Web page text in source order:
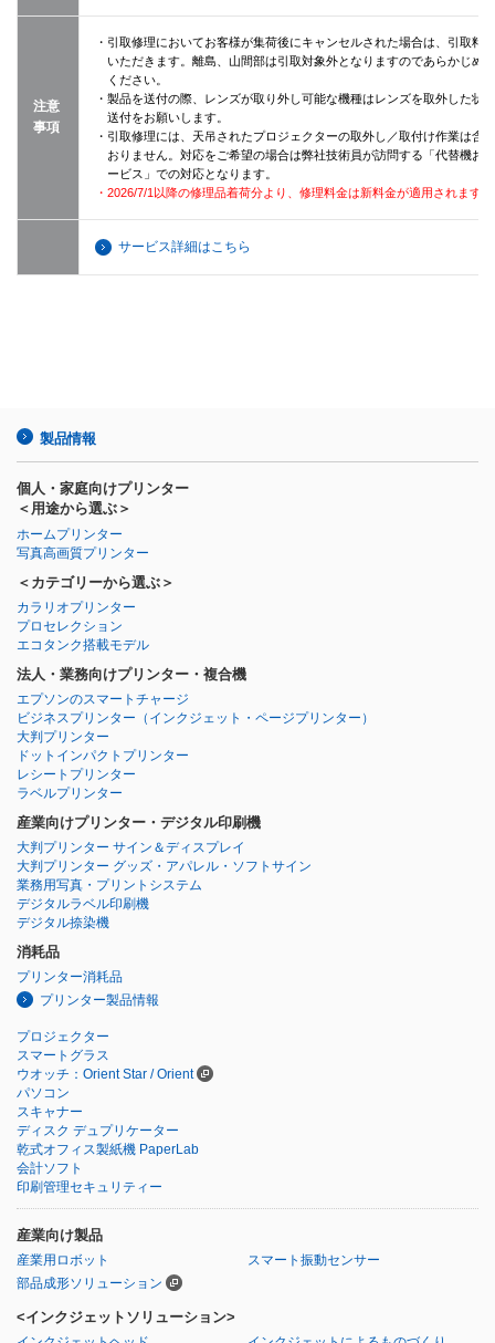
注意
事項
・引取修理においてお客様が集荷後にキャンセルされた場合は、引取料
いただきます。離島、山間部は引取対象外となりますのであらかじめ
ください。
・製品を送付の際、レンズが取り外し可能な機種はレンズを取外した状
送付をお願いします。
・引取修理には、天吊されたプロジェクターの取外し／取付け作業は含
おりません。対応をご希望の場合は弊社技術員が訪問する「代替機お
ービス」での対応となります。
・2026/7/1以降の修理品着荷分より、修理料金は新料金が適用されます。
サービス詳細はこちら
製品情報
個人・家庭向けプリンター
＜用途から選ぶ＞
ホームプリンター
写真高画質プリンター
＜カテゴリーから選ぶ＞
カラリオプリンター
プロセレクション
エコタンク搭載モデル
法人・業務向けプリンター・複合機
エプソンのスマートチャージ
ビジネスプリンター （インクジェット・ページプリンター）
大判プリンター
ドットインパクトプリンター
レシートプリンター
ラベルプリンター
産業向けプリンター・デジタル印刷機
大判プリンター サイン＆ディスプレイ
大判プリンター グッズ・アパレル・ソフトサイン
業務用写真・プリントシステム
デジタルラベル印刷機
デジタル捺染機
消耗品
プリンター消耗品
プリンター製品情報
プロジェクター
スマートグラス
ウオッチ：Orient Star / Orient
パソコン
スキャナー
ディスク デュプリケーター
乾式オフィス製紙機 PaperLab
会計ソフト
印刷管理セキュリティー
産業向け製品
産業用ロボット
スマート振動センサー
部品成形ソリューション
<インクジェットソリューション>